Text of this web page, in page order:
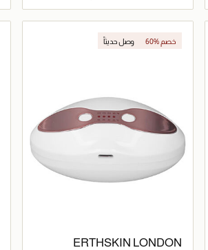
جاري تحميل التفاصيل
60% خصم وصل حديثاً
ERTHSKIN LONDON